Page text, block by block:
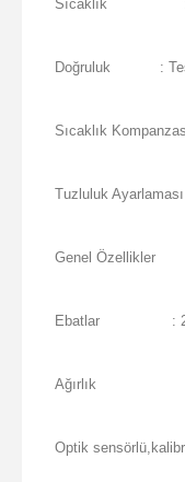
Sıcaklık
Doğruluk :
Sıcaklık
Tuzluluk Ayarlaması
Genel Özellikler
Ebatlar :
Ağırlık
Optik